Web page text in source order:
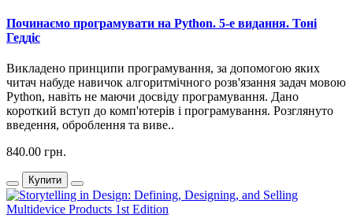
Починаємо програмувати на Python. 5-е видання. Тоні
Геддіс
Викладено принципи програмування, за допомогою яких
читач набуде навичок алгоритмічного розв'язання задач мовою
Python, навіть не маючи досвіду програмування. Дано
короткий вступ до комп'ютерів і програмування. Розглянуто
введення, оброблення та виве..
840.00 грн.
Купити